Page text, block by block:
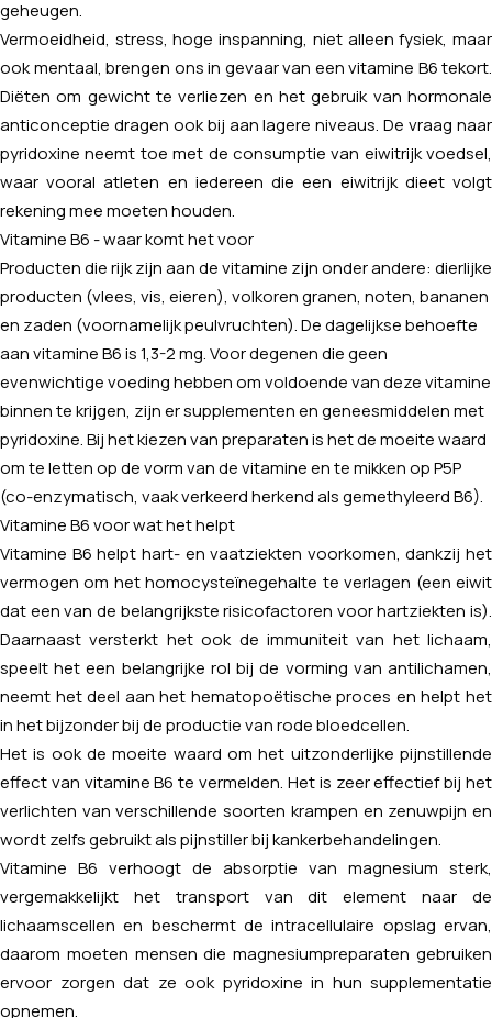
geheugen.
Vermoeidheid, stress, hoge inspanning, niet alleen fysiek, maar
ook mentaal, brengen ons in gevaar van een vitamine B6 tekort.
Diëten om gewicht te verliezen en het gebruik van hormonale
anticonceptie dragen ook bij aan lagere niveaus. De vraag naar
pyridoxine neemt toe met de consumptie van eiwitrijk voedsel,
waar vooral atleten en iedereen die een eiwitrijk dieet volgt
rekening mee moeten houden.
Vitamine B6 - waar komt het voor
Producten die rijk zijn aan de vitamine zijn onder andere: dierlijke
producten (vlees, vis, eieren), volkoren granen, noten, bananen
en zaden (voornamelijk peulvruchten). De dagelijkse behoefte
aan vitamine B6 is 1,3-2 mg. Voor degenen die geen
evenwichtige voeding hebben om voldoende van deze vitamine
binnen te krijgen, zijn er supplementen en geneesmiddelen met
pyridoxine. Bij het kiezen van preparaten is het de moeite waard
om te letten op de vorm van de vitamine en te mikken op P5P
(co-enzymatisch, vaak verkeerd herkend als gemethyleerd B6).
Vitamine B6 voor wat het helpt
Vitamine B6 helpt hart- en vaatziekten voorkomen, dankzij het
vermogen om het homocysteïnegehalte te verlagen (een eiwit
dat een van de belangrijkste risicofactoren voor hartziekten is).
Daarnaast versterkt het ook de immuniteit van het lichaam,
speelt het een belangrijke rol bij de vorming van antilichamen,
neemt het deel aan het hematopoëtische proces en helpt het
in het bijzonder bij de productie van rode bloedcellen.
Het is ook de moeite waard om het uitzonderlijke pijnstillende
effect van vitamine B6 te vermelden. Het is zeer effectief bij het
verlichten van verschillende soorten krampen en zenuwpijn en
wordt zelfs gebruikt als pijnstiller bij kankerbehandelingen.
Vitamine B6 verhoogt de absorptie van magnesium sterk,
vergemakkelijkt het transport van dit element naar de
lichaamscellen en beschermt de intracellulaire opslag ervan,
daarom moeten mensen die magnesiumpreparaten gebruiken
ervoor zorgen dat ze ook pyridoxine in hun supplementatie
opnemen.